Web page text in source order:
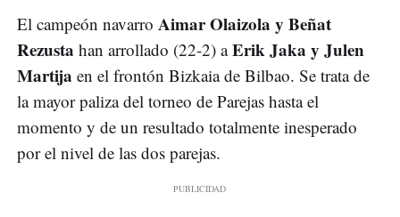
El campeón navarro Aimar Olaizola y Beñat
Rezusta han arrollado (22-2) aErik Jaka y Julen
Martija en el frontón Bizkaia de Bilbao. Se trata de
la mayor paliza del torneo de Parejas hasta el
momento y de un resultado totalmente inesperado
por el nivel de las dos parejas.